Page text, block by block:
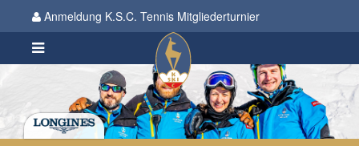
Anmeldung K.S.C. Tennis Mitgliederturnier